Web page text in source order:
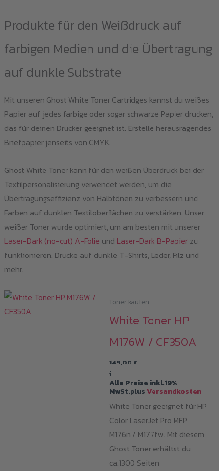
Produkte für den Weißdruck auf
farbigen Medien und die Übertragung
auf dunkle Substrate
Mit unseren Ghost White Toner Cartridges kannst du weißes
Papier auf jedes farbige oder sogar schwarze Papier drucken,
das für deinen Drucker geeignet ist. Erstelle herausragendes
Briefpapier jenseits von CMYK.
Ghost White Toner kann für den weißen Überdruck bei der
Textilpersonalisierung verwendet werden, um die
Übertragungseffizienz von Halbtönen zu verbessern und
Farben auf dunklen Textiloberflächen zu verstärken. Unser
weißer Toner wurde optimiert, um am besten mit unserer
Laser-Dark (no-cut) A-Folie und Laser-Dark B-Papierzu
funktionieren. Drucke auf dunkle T-Shirts, Leder, Filz und
mehr.
Toner kaufen
White Toner HP
M176W / CF350A
149,00 €
i
Alle Preise inkl.19%
MwSt.plusVersandkosten
White Toner geeignet für HP
Color LaserJet Pro MFP
M176n / M177fw. Mit diesem
Ghost Toner erhältst du
ca.1300 Seiten